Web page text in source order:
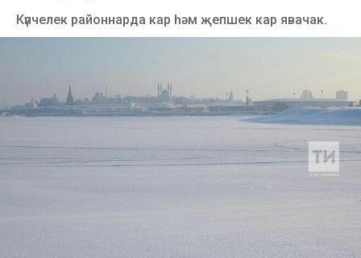
Күпчелек районнарда кар һәм җепшек кар явачак.